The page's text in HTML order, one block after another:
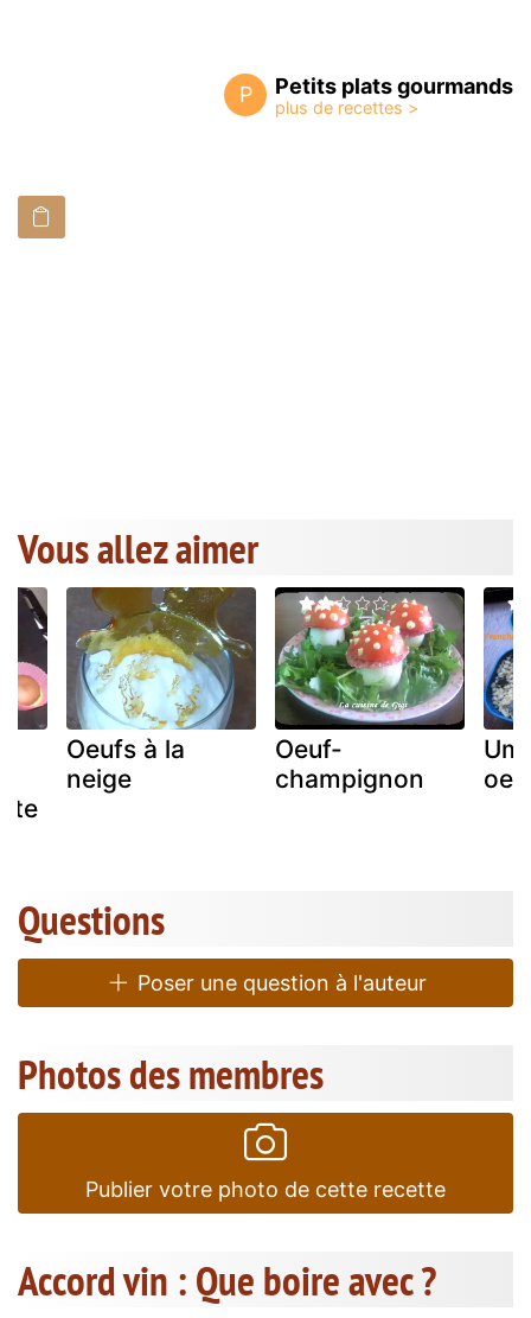
P Petits plats gourmands
Vous allez aimer
Oeufs à la
neige
Oeuf-
champignon
Questions
Poser une question à l'auteur
Photos des membres
Publier votre photo de cette recette
Accord vin : Que boire avec ?